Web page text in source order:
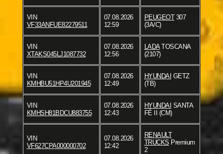
VIN
VF33ANFUE82279511
07.08.2026
12:59
PEUGEOT307
(3A/C)
VIN
XTAKS045LJ1087732
07.08.2026
12:56
LADATOSCANA
(2107)
VIN
KMHBU51HP4U201945
07.08.2026
12:49
HYUNDAI GETZ
(TB)
VIN
KMHSH81BDCU883755
07.08.2026
12:43
HYUNDAI SANTA
FÉ II (CM)
VIN
VF627CPA000000702
07.08.2026
12:42
RENAULT
TRUCKS Premium
2